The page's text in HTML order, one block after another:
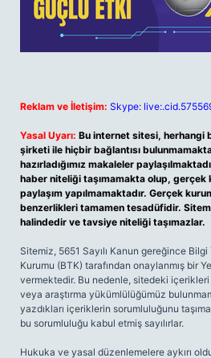
Reklam ve İletişim: Skype:
Yasal Uyarı: Bu internet sitesi, herhangi
şirketi ile hiçbir bağlantısı
hazırladığımız makaleler
haber niteliği taşımamakta olup, gerçek
paylaşım yapılmamaktadır. Gerçek
benzerlikleri tamamen tesadüfidir.
halindedir ve tavsiye niteliği taşımazlar.
Sitemiz, 5651 Sayılı Kanun gereğince
Kurumu (BTK) tarafından onaylanmış bir
vermektedir. Bu nedenle, sitedeki
veya araştırma yükümlülüğümüz
yazdıkları içeriklerin sorumluluğunu
bu sorumluluğu kabul etmiş sayılırlar.
Hukuka ve yasal düzenlemelere aykırı